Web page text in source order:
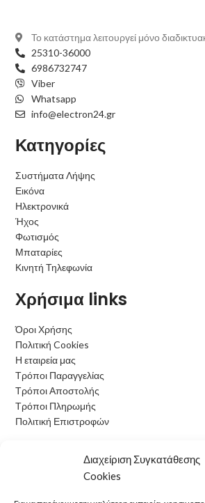
Διαχείριση Συγκατάθεσης
Cookies
Το κατάστημα λειτουργεί μόνο
25310-36000
6986732747
Viber
Whatsapp
info@electron24.gr
Κατηγορίες
Συστήματα Λήψης
Εικόνα
Ηλεκτρονικά
Ήχος
Φωτισμός
Μπαταρίες
Κινητή Τηλεφωνία
Χρήσιμα links
Όροι Χρήσης
Πολιτική Cookies
Η εταιρεία μας
Τρόποι Παραγγελίας
Τρόποι Αποστολής
Τρόποι Πληρωμής
Πολιτική Επιστροφών
Ωράριο Λειτουργίας
Δευτέρα: 09:00 - 15:00
Τρίτη: 09:00 - 15:00